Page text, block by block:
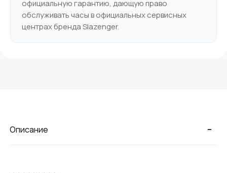
официальную гарантию, дающую право
обслуживать часы в официальных сервисных
центрах бренда Slazenger.
-
Описание